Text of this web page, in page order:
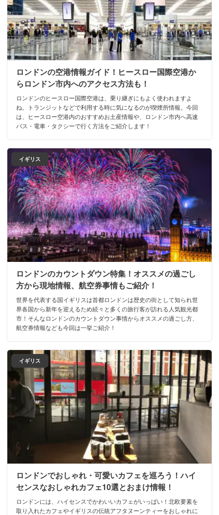
ロンドンの空港情報ガイド！ヒースロー国際空港か
らロンドン市内へのアクセス方法も！
ロンドンのヒースロー国際空港は、乗り継ぎにもよく使われますよ
ね。トランジットなどで利用する時に気になるのが喫煙所情報。今回
は、ヒースロー空港内のおすすめお土産情報や、ロンドン市内へ高速
バス・電車・タクシーで行く方法をご紹介します！
イギリス
ロンドンのカウントダウン特集！オススメの過ごし
方から現地情報、航空券事情もご紹介！
世界を代表する国イギリスは首都ロンドンは歴史の街として知られ世
界各国から新年を迎えるため続々と多くの旅行客が訪れる人気観光都
市！そんなロンドンのカウントダウン事情からオススメの過ごし方、
航空券情報なども今回は一挙ご紹介！
イギリス
ロンドンでおしゃれ・可愛いカフェを巡ろう！ハイ
センスなおしゃれカフェ10選とおまけ情報！
ロンドンには、ハイセンスでかわいいカフェがいっぱい！北欧要素を
取り入れたカフェやイギリスの伝統アフタヌーンティーをおしゃれに